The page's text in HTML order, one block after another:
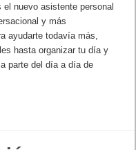
nuevo asistente personal
y más
ayudarte todavía más,
hasta organizar tu día y
parte del día a día de